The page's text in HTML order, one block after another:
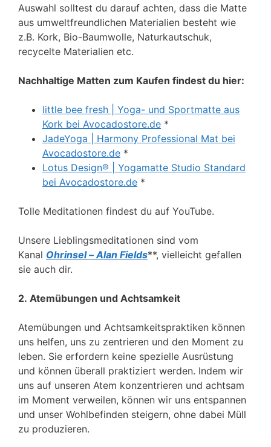
Auswahl solltest du darauf achten, dass die Matte
aus umweltfreundlichen Materialien besteht wie
z.B. Kork, Bio-Baumwolle, Naturkautschuk,
recycelte Materialien etc.
Nachhaltige Matten zum Kaufen findest du hier:
little bee fresh | Yoga- und Sportmatte aus
Kork bei Avocadostore.de *
JadeYoga | Harmony Professional Mat bei
Avocadostore.de *
Lotus Design® | Yogamatte Studio Standard
bei Avocadostore.de *
Tolle Meditationen findest du auf YouTube.
Unsere Lieblingsmeditationen sind vom
Kanal Ohrinsel – Alan Fields**, vielleicht gefallen
sie auch dir.
2. Atemübungen und Achtsamkeit
Atemübungen und Achtsamkeitspraktiken können
uns helfen, uns zu zentrieren und den Moment zu
leben. Sie erfordern keine spezielle Ausrüstung
und können überall praktiziert werden. Indem wir
uns auf unseren Atem konzentrieren und achtsam
im Moment verweilen, können wir uns entspannen
und unser Wohlbefinden steigern, ohne dabei Müll
zu produzieren.